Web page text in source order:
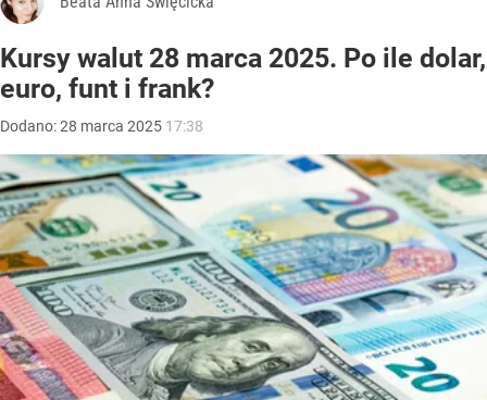
Kursy walut 28 marca 2025. Po ile dolar,
euro, funt i frank?
Dodano:28 marca 2025 17:38